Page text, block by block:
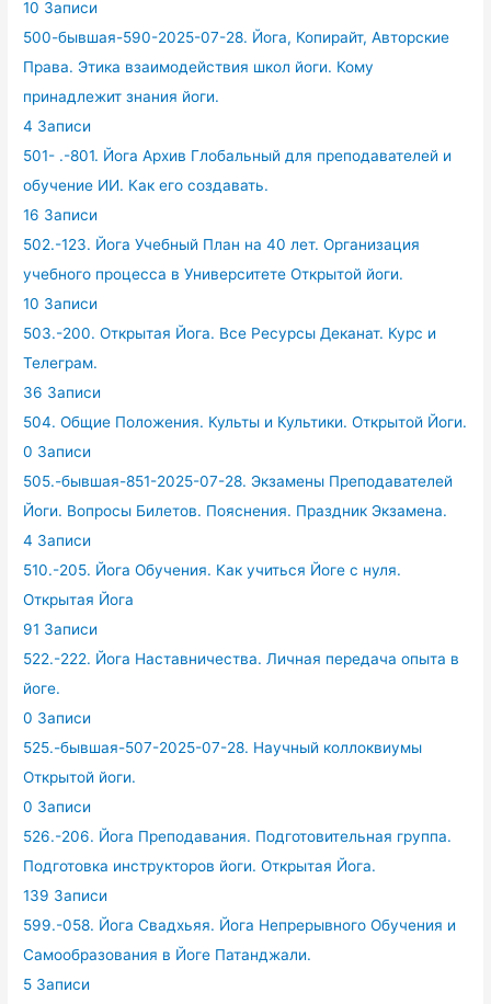
10 Записи
500-бывшая-590-2025-07-28. Йога, Копирайт, Авторские
Права. Этика взаимодействия школ йоги. Кому
принадлежит знания йоги.
4 Записи
501- .-801. Йога Архив Глобальный для преподавателей и
обучение ИИ. Как его создавать.
16 Записи
502.-123. Йога Учебный План на 40 лет. Организация
учебного процесса в Университете Открытой йоги.
10 Записи
503.-200. Открытая Йога. Все Ресурсы Деканат. Курс и
Телеграм.
36 Записи
504. Общие Положения. Культы и Культики. Открытой Йоги.
0 Записи
505.-бывшая-851-2025-07-28. Экзамены Преподавателей
Йоги. Вопросы Билетов. Пояснения. Праздник Экзамена.
4 Записи
510.-205. Йога Обучения. Как учиться Йоге с нуля.
Открытая Йога
91 Записи
522.-222. Йога Наставничества. Личная передача опыта в
йоге.
0 Записи
525.-бывшая-507-2025-07-28. Научный коллоквиумы
Открытой йоги.
0 Записи
526.-206. Йога Преподавания. Подготовительная группа.
Подготовка инструкторов йоги. Открытая Йога.
139 Записи
599.-058. Йога Свадхьяя. Йога Непрерывного Обучения и
Самообразования в Йоге Патанджали.
5 Записи